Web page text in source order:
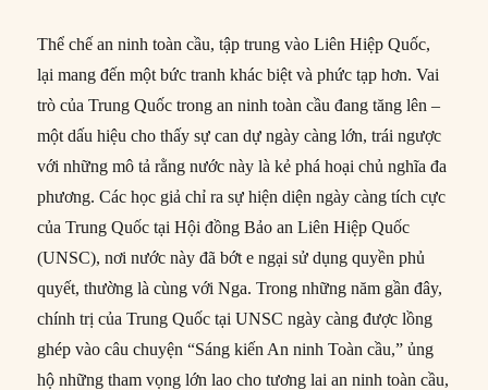
Thể chế an ninh toàn cầu, tập trung vào Liên Hiệp Quốc,
lại mang đến một bức tranh khác biệt và phức tạp hơn. Vai
trò của Trung Quốc trong an ninh toàn cầu đang tăng lên –
một dấu hiệu cho thấy sự can dự ngày càng lớn, trái ngược
với những mô tả rằng nước này là kẻ phá hoại chủ nghĩa đa
phương. Các học giả chỉ ra sự hiện diện ngày càng tích cực
của Trung Quốc tại Hội đồng Bảo an Liên Hiệp Quốc
(UNSC), nơi nước này đã bớt e ngại sử dụng quyền phủ
quyết, thường là cùng với Nga. Trong những năm gần đây,
chính trị của Trung Quốc tại UNSC ngày càng được lồng
ghép vào câu chuyện “Sáng kiến An ninh Toàn cầu,” ủng
hộ những tham vọng lớn lao cho tương lai an ninh toàn cầu,